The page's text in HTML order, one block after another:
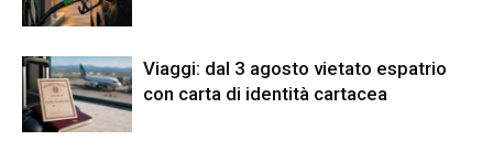
Viaggi: dal 3 agosto vietato espatrio
con carta di identità cartacea